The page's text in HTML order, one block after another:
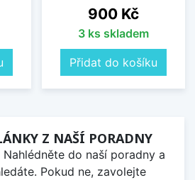
Cena
900 Kč
3 ks skladem
Přidat do košíku
Z NAŠÍ PORADNY
do naší poradny a
Pokud ne, zavolejte